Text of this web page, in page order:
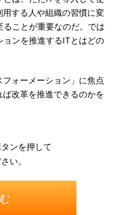
する人や組織の習慣に変
ことが重要なのだ。では
ンを推進するITとはどの
ォーメーション」に焦点
改革を推進できるのかを
ンを押して
い。